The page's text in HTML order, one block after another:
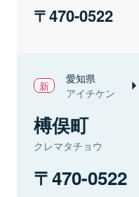
470-0522
愛知県
アイチケン
榑俣町
クレマタチョウ
470-0522